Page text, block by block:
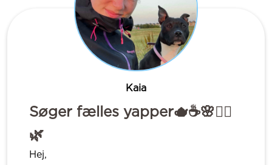
Kaia
Søger fælles yapper🫖☕️🌸👯‍♀️
🌿
Hej,